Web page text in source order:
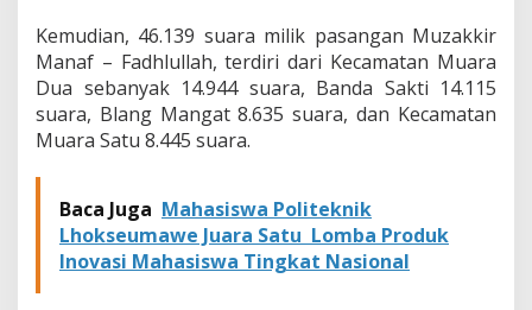
Kemudian, 46.139 suara milik pasangan Muzakkir
Manaf – Fadhlullah, terdiri dari Kecamatan Muara
Dua sebanyak 14.944 suara, Banda Sakti 14.115
suara, Blang Mangat 8.635 suara, dan Kecamatan
Muara Satu 8.445 suara.
Baca Juga Mahasiswa Politeknik
Lhokseumawe Juara Satu Lomba Produk
Inovasi Mahasiswa Tingkat Nasional